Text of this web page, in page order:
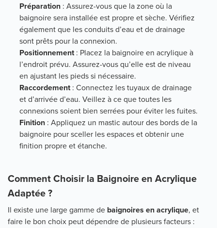
Préparation : Assurez-vous que la zone où la
baignoire sera installée est propre et sèche. Vérifiez
également que les conduits d’eau et de drainage
sont prêts pour la connexion.
Positionnement: Placez la baignoire en acrylique à
l’endroit prévu. Assurez-vous qu’elle est de niveau
en ajustant les pieds si nécessaire.
Raccordement: Connectez les tuyaux de drainage
et d’arrivée d’eau. Veillez à ce que toutes les
connexions soient bien serrées pour éviter les fuites.
Finition : Appliquez un mastic autour des bords de la
baignoire pour sceller les espaces et obtenir une
finition propre et étanche.
Comment Choisir la Baignoire en Acrylique
Adaptée ?
Il existe une large gamme de baignoires en acrylique, et
faire le bon choix peut dépendre de plusieurs facteurs :